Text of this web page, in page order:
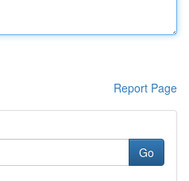
Report Page
Go